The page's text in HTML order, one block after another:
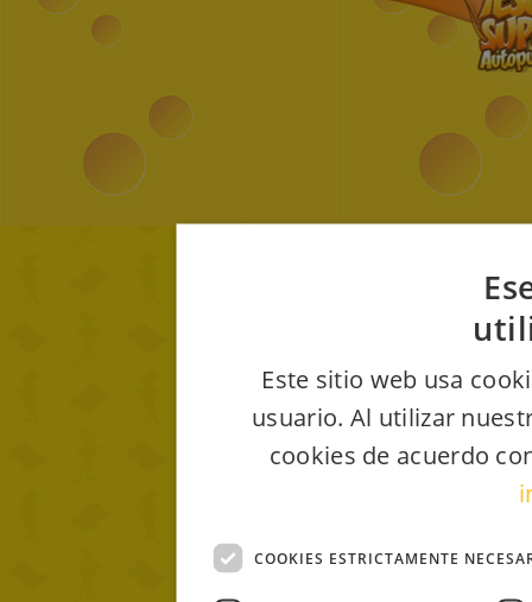
Este sitio web usa
usuario. Al utilizar
cookies de acuerdo
COOKIES ESTRICTAMENTE